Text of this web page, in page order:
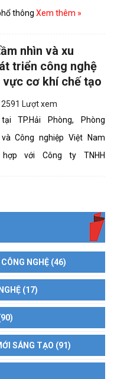
thông Xem thêm »
nhìn và xu
triển công nghệ
cơ khí chế tạo
2591 Lượt xem
TP.Hải Phòng, Phòng
Công nghiệp Việt Nam
hợp với Công ty TNHH
NGHỆ (46)
(17)
SÁNG TẠO (91)